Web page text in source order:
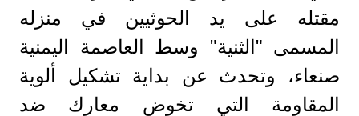
مقتله على يد الحوثيين في منزله
المسمى "الثنية" وسط العاصمة اليمنية
صنعاء، وتحدث عن بداية تشكيل ألوية
المقاومة التي تخوض معارك ضد